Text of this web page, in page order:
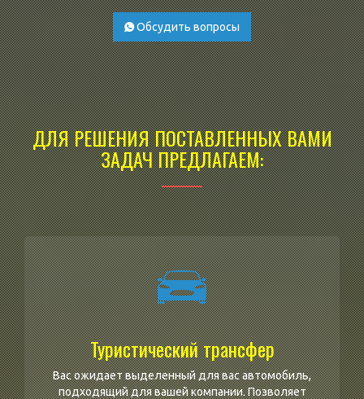
Обсудить вопросы
ДЛЯ РЕШЕНИЯ ПОСТАВЛЕННЫХ ВАМИ
ЗАДАЧ ПРЕДЛАГАЕМ:
Туристический трансфер
Вас ожидает выделенный для вас автомобиль,
подходящий для вашей компании. Позволяет